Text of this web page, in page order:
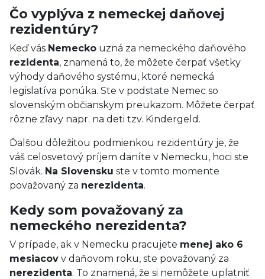
Čo vyplýva z nemeckej daňovej
rezidentúry?
Keď vás Nemecko uzná za nemeckého daňového
rezidenta, znamená to, že môžete čerpať všetky
výhody daňového systému, ktoré nemecká
legislatíva ponúka. Ste v podstate Nemec so
slovenským občianskym preukazom. Môžete čerpať
rôzne zľavy napr. na deti tzv. Kindergeld.
Ďalšou dôležitou podmienkou rezidentúry je, že
váš celosvetový príjem daníte v Nemecku, hoci ste
Slovák. Na Slovensku ste v tomto momente
považovaný za nerezidenta.
Kedy som považovaný za
nemeckého nerezidenta?
V prípade, ak v Nemecku pracujete menej ako 6
mesiacov v daňovom roku, ste považovaný za
nerezidenta. To znamená, že si nemôžete uplatniť